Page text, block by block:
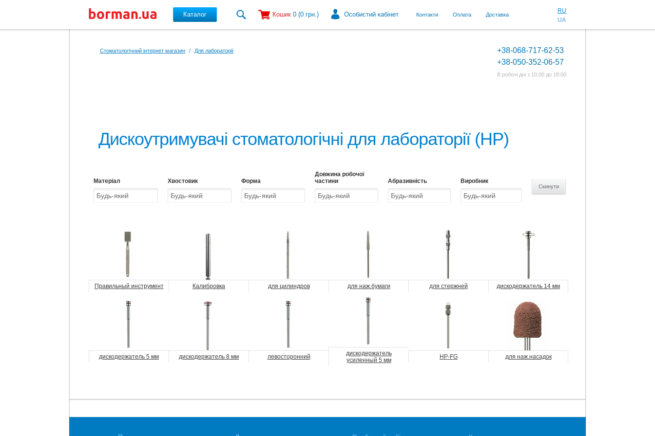
Каталог Кошик 0 (0 грн.) Особистий кабінет Контакти Оплата Доставка
RU
UA
Стоматологічний інтернет магазин / Для лабораторії
+38-068-717-62-53
+38-050-352-06-57
В робочі дні з 10:00 до 18:00
Дискоутримувачі стоматологічні для лабораторії (HP)
Матеріал Хвостовик Форма
Довжина робочої
частини
Абразивність Виробник
Правильный инструмент Калибровка для цилиндров для наж.бумаги для стержней дискодержатель 14 мм
дискодержатель 5 мм дискодержатель 8 мм левосторонний
дискодержатель
усиленный 5 мм
HP-FG для наж.насадок